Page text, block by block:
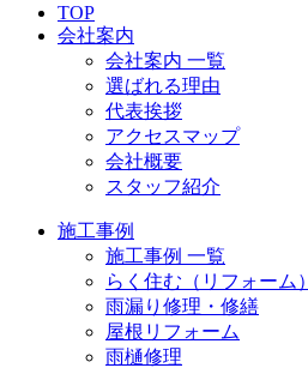
TOP
会社案内
会社案内 一覧
選ばれる理由
代表挨拶
アクセスマップ
会社概要
スタッフ紹介
施工事例
施工事例 一覧
らく住む（リフォーム）
雨漏り修理・修繕
屋根リフォーム
雨樋修理